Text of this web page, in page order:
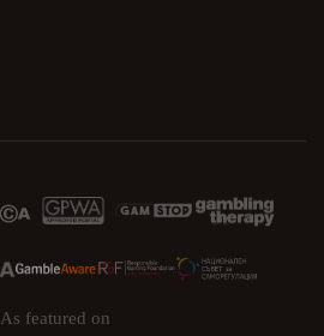
As featured on